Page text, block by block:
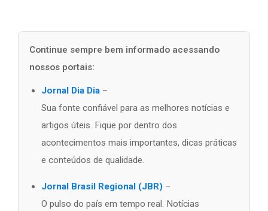
Continue sempre bem informado acessando
nossos portais:
Jornal Dia Dia –
Sua fonte confiável para as melhores notícias e
artigos úteis. Fique por dentro dos
acontecimentos mais importantes, dicas práticas
e conteúdos de qualidade.
Jornal Brasil Regional (JBR) –
O pulso do país em tempo real. Notícias